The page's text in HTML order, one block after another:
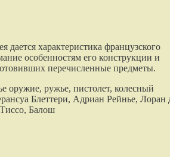
дается характеристика французского
особенностям его конструкции и
перечисленные предметы.
оружие, ружье, пистолет, колесный
Блеттери, Адриан Рейнье, Лоран
Балош